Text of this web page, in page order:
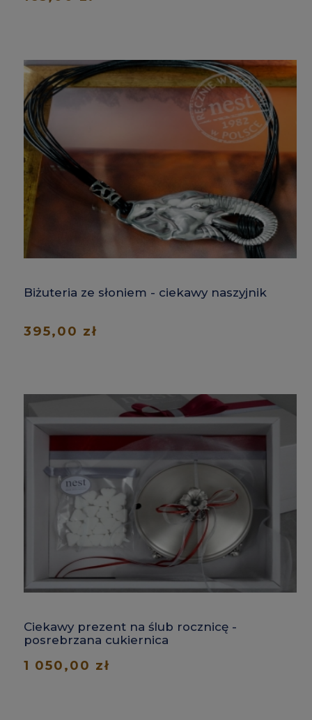
Biżuteria ze słoniem - ciekawy naszyjnik
395,00 zł
Ciekawy prezent na ślub rocznicę -
posrebrzana cukiernica
1 050,00 zł